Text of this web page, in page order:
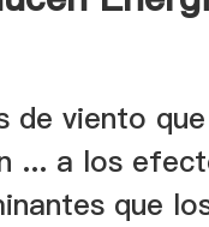
de viento que
... a los
que